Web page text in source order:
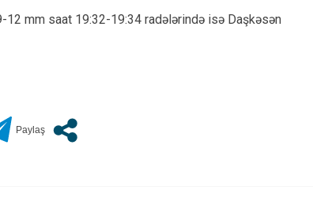
12 mm saat 19:32-19:34 radələrində isə Daşkəsən